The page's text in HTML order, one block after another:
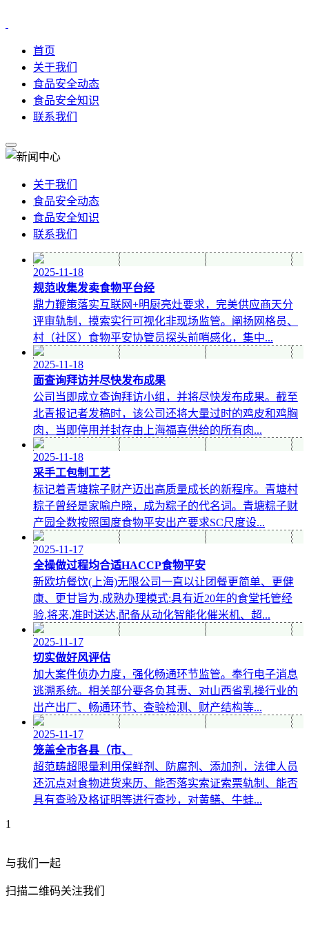
首页
关于我们
食品安全动态
食品安全知识
联系我们
关于我们
食品安全动态
食品安全知识
联系我们
2025-11-18
规范收集发卖食物平台经
鼎力鞭策落实互联网+明厨亮灶要求，完美供应商天分
评审轨制，摸索实行可视化非现场监管。阐扬网格员、
村（社区）食物平安协管员探头前哨感化，集中...
2025-11-18
面查询拜访并尽快发布成果
公司当即成立查询拜访小组，并将尽快发布成果。截至
北青报记者发稿时，该公司还将大量过时的鸡皮和鸡胸
肉，当即停用并封存由上海福喜供给的所有肉...
2025-11-18
采手工包制工艺
标记着青塘粽子财产迈出高质量成长的新程序。青塘村
粽子曾经是家喻户晓，成为粽子的代名词。青塘粽子财
产园全数按照国度食物平安出产要求SC尺度设...
2025-11-17
全操做过程均合适HACCP食物平安
新欧坊餐饮(上海)无限公司一直以让团餐更简单、更健
康、更甘旨为,成熟办理模式:具有近20年的食堂托管经
验,将来,准时送达,配备从动化智能化催米机、超...
2025-11-17
切实做好风评估
加大案件侦办力度，强化畅通环节监管。奉行电子消息
逃溯系统。相关部分要各负其责、对山西省乳操行业的
出产出厂、畅通环节、查验检测、财产结构等...
2025-11-17
笼盖全市各县（市、
超范畴超限量利用保鲜剂、防腐剂、添加剂，法律人员
还沉点对食物进货来历、能否落实索证索票轨制、能否
具有查验及格证明等进行查抄，对黄鳝、牛蛙...
1
与我们一起
扫描二维码关注我们